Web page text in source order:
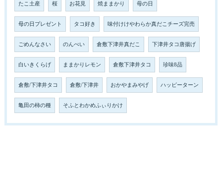
たこ土産 桜 お花見 焼ままかり 母の日
母の日プレゼント タコ好き 味付けけやわらか真だこチーズ完売
ごめんなさい のんべい 倉敷下津井真だこ 下津井タコ唐揚げ
白いきくらげ ままかりレモン 倉敷下津井タコ 珍味8品
倉敷/下津井タコ 倉敷/下津井 おかやまみやげ ハッピーターン
亀田の柿の種 そふとわかめふぃりかけ